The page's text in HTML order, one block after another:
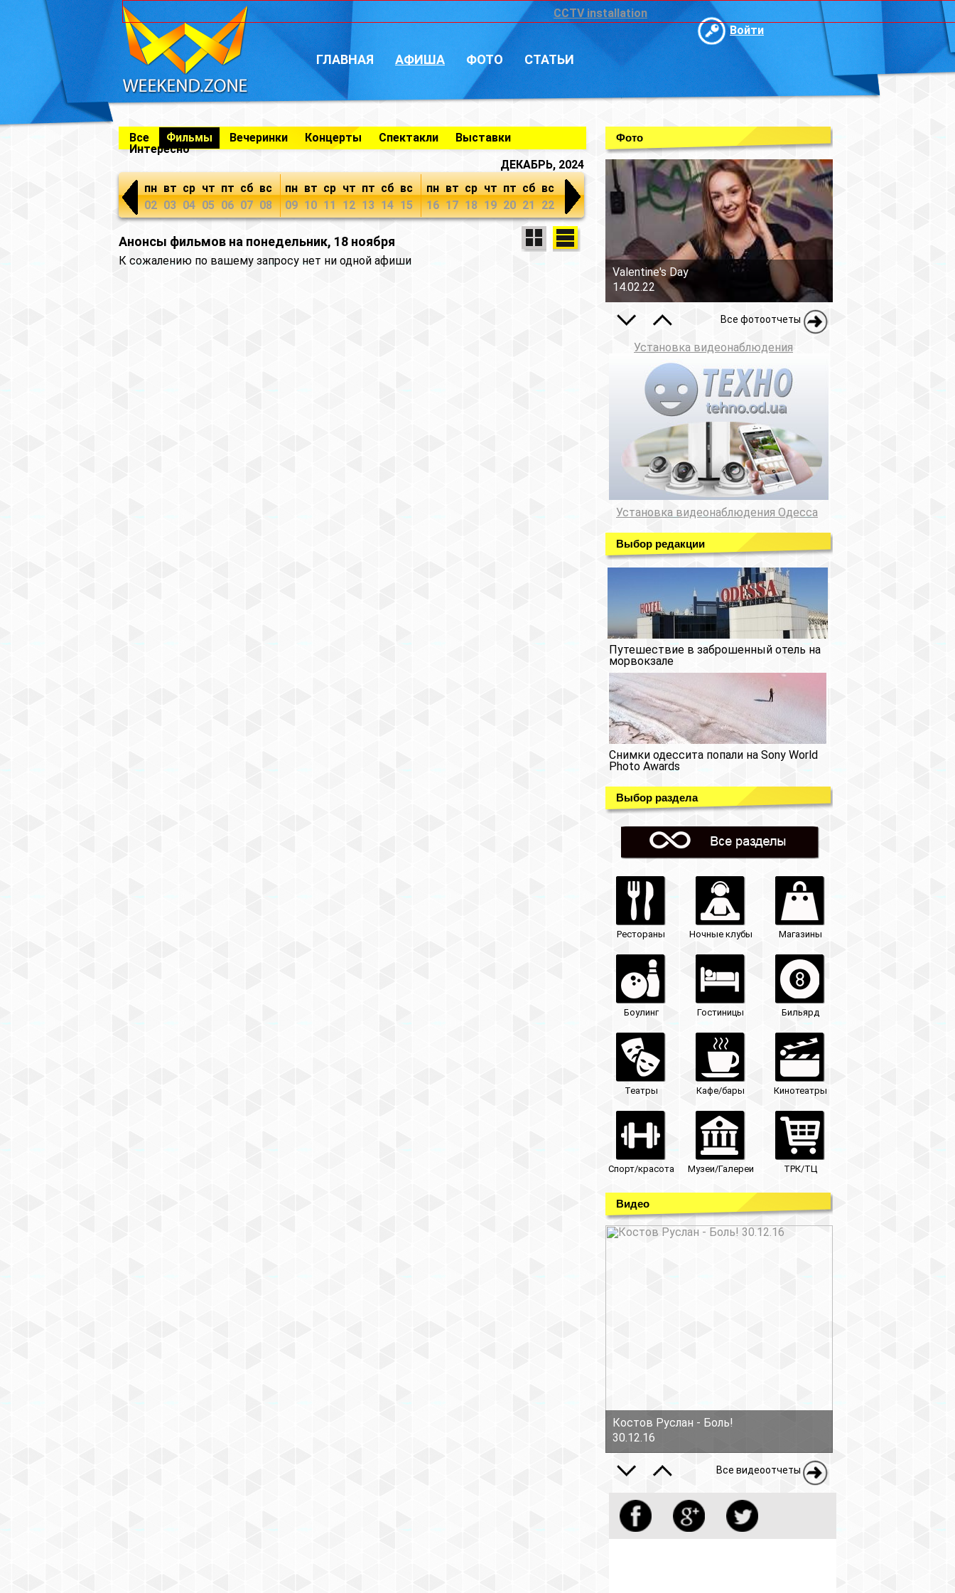
CCTV installation
Войти
ГЛАВНАЯ АФИША ФОТО СТАТЬИ
Все Фильмы Вечеринки Концерты Спектакли
Выставки
Интересно
ДЕКАБРЬ, 2024
пн
02
вт
03
ср
04
чт
05
пт
06
сб
07
вс
08
пн
09
вт
10
ср
11
чт
12
пт
13
сб
14
вс
15
пн
16
вт
17
ср
18
чт
19
пт
20
сб
21
вс
22
Анонсы фильмов на понедельник, 18 ноября
К сожалению по вашему запросу нет ни одной афиши
Фото
Valentine's Day
14.02.22
Все фотоотчеты
Установка видеонаблюдения
Установка видеонаблюдения Одесса
Выбор редакции
Путешествие в заброшенный отель на
морвокзале
Снимки одессита попали на Sony World
Photo Awards
Выбор раздела
Рестораны Ночные клубы Магазины
Боулинг Гостиницы Бильярд
Театры Кафе/бары Кинотеатры
Спорт/красота Музеи/Галереи ТРК/ТЦ
Видео
Костов Руслан - Боль!
30.12.16
Все видеоотчеты